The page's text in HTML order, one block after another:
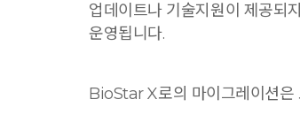
업데이트나 기술지원이 제공
운영됩니다.
BioStar X로의 마이그레이션은